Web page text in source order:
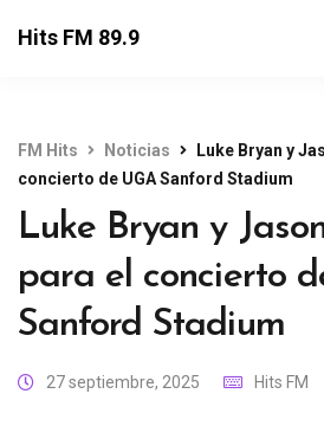
Hits FM 89.9
FM Hits Noticias
Luke Bryan y
concierto de UGA Sanford Stadium
Luke Bryan y
para el concierto
Sanford Stadium
27 septiembre, 2025 Hits FM